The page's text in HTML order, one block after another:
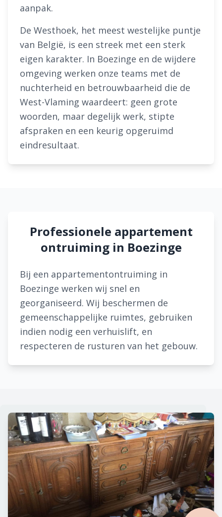
aanpak.
De Westhoek, het meest westelijke puntje
van België, is een streek met een sterk
eigen karakter. In Boezinge en de wijdere
omgeving werken onze teams met de
nuchterheid en betrouwbaarheid die de
West-Vlaming waardeert: geen grote
woorden, maar degelijk werk, stipte
afspraken en een keurig opgeruimd
eindresultaat.
Professionele appartement
ontruiming in Boezinge
Bij een appartementontruiming in
Boezinge werken wij snel en
georganiseerd. Wij beschermen de
gemeenschappelijke ruimtes, gebruiken
indien nodig een verhuislift, en
respecteren de rusturen van het gebouw.